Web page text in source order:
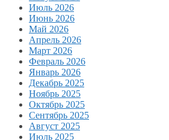
Июль 2026
Июнь 2026
Май 2026
Апрель 2026
Март 2026
Февраль 2026
Январь 2026
Декабрь 2025
Ноябрь 2025
Октябрь 2025
Сентябрь 2025
Август 2025
Июль 2025